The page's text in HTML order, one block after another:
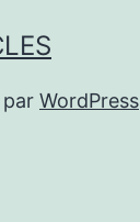
WordPress